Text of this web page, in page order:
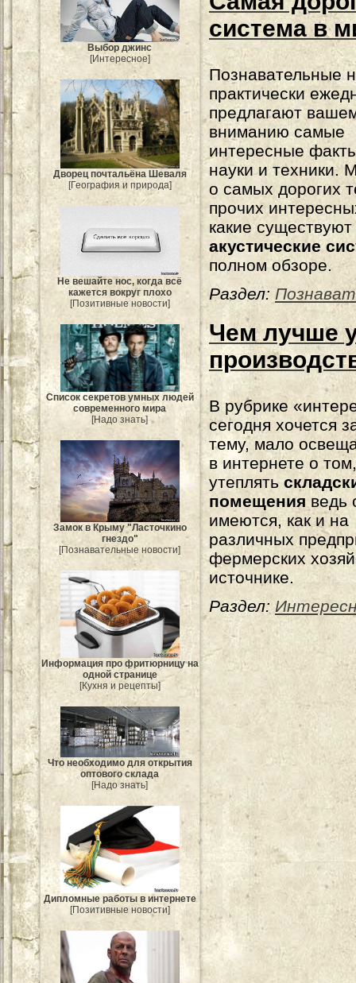
Выбор джинс
[Интересное]
Дворец почтальёна Шеваля
[География и природа]
Не вешайте нос, когда всё
кажется вокруг плохо
[Позитивные новости]
Список секретов умных людей
современного мира
[Надо знать]
Замок в Крыму "Ласточкино
гнездо"
[Познавательные новости]
Информация про фритюрницу на
одной странице
[Кухня и рецепты]
Что необходимо для открытия
оптового склада
[Надо знать]
Дипломные работы в интернете
[Позитивные новости]
система в
Познавательные
практически
предлагают
вниманию самые
интересные
науки и техники.
о самых дорогих
прочих
какие существуют
акустические
полном обзоре.
Раздел:
Чем лучше
В рубрике
сегодня хочется
тему, мало
в интернете о
утеплять
помещения ведь
имеются, как и на
различных
фермерских
источнике.
Раздел: